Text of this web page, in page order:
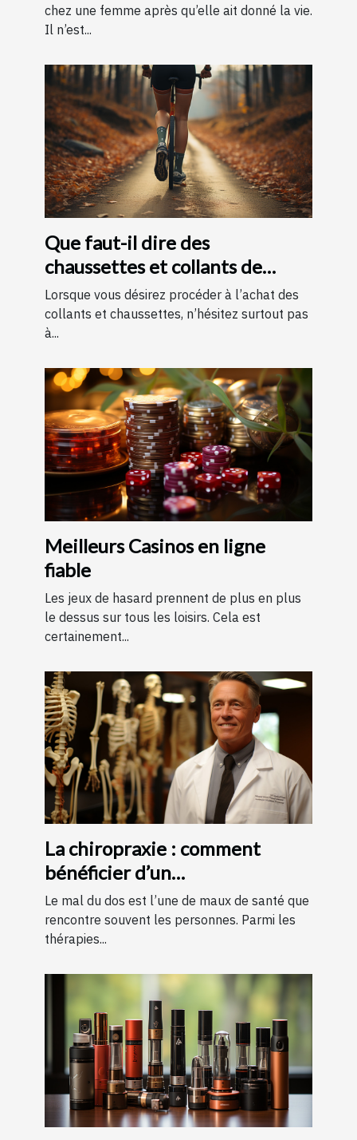
chez une femme après qu’elle ait donné la vie.
Il n’est...
Que faut-il dire des
chaussettes et collants de
contention ?
Lorsque vous désirez procéder à l’achat des
collants et chaussettes, n’hésitez surtout pas
à...
Meilleurs Casinos en ligne
fiable
Les jeux de hasard prennent de plus en plus
le dessus sur tous les loisirs. Cela est
certainement...
La chiropraxie : comment
bénéficier d’un
remboursement ?
Le mal du dos est l’une de maux de santé que
rencontre souvent les personnes. Parmi les
thérapies...